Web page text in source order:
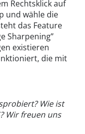
Rechtsklick auf
und wähle die
das Feature
Sharpening”
existieren
die mit
Wie ist
Wir freuen uns